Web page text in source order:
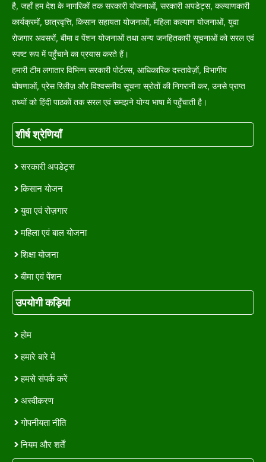
है, जहाँ हम देश के नागरिकों तक सरकारी योजनाओं, सरकारी अपडेट्स, कल्याणकारी
कार्यक्रमों, छात्रवृत्ति, किसान सहायता योजनाओं, महिला कल्याण योजनाओं, युवा
रोजगार अवसरों, बीमा व पेंशन योजनाओं तथा अन्य जनहितकारी सूचनाओं को सरल एवं
स्पष्ट रूप में पहुँचाने का प्रयास करते हैं।
हमारी टीम लगातार विभिन्न सरकारी पोर्टल्स, आधिकारिक दस्तावेज़ों, विभागीय
घोषणाओं, प्रेस रिलीज़ और विश्वसनीय सूचना स्रोतों की निगरानी कर, उनसे प्राप्त
तथ्यों को हिंदी पाठकों तक सरल एवं समझने योग्य भाषा में पहुँचाती है।
शीर्ष श्रेणियाँ
सरकारी अपडेट्स
किसान योजन
युवा एवं रोज़गार
महिला एवं बाल योजना
शिक्षा योजना
बीमा एवं पेंशन
उपयोगी कड़ियां
होम
हमारे बारे में
हमसे संपर्क करें
अस्वीकरण
गोपनीयता नीति
नियम और शर्तें